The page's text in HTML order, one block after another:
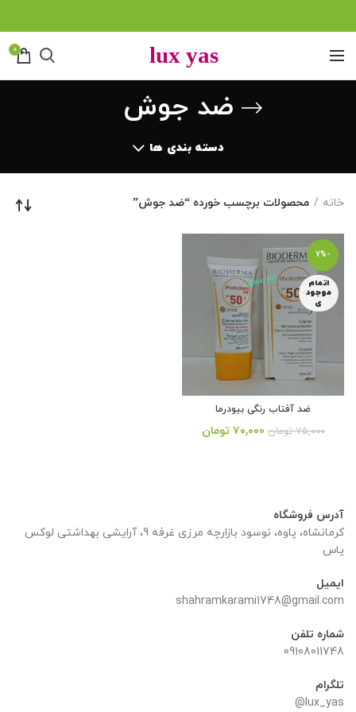
0
ضد جوش
دسته بندی ها
خانه محصولات برچسب خورده “ضد جوش”
-7%
اتمام
موجود
ی
ضد آفتاب رنگی بیودرما
۷۵,۰۰۰ تومان قیمت
۷۰,۰۰۰ تومان
آدرس فروشگاه
کرمانشاه، پاوه، نوسود بازارچه مرزی غرفه 9، آرایشی بهداشتی لوکس
یاس
ایمیل
shahramkarami1748@gmail.com
شماره تلفن
09108011748
تلگرام
lux_yas@